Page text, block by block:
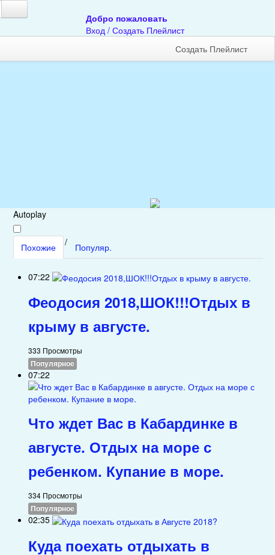
Добро пожаловать
Вход /Создать Плейлист
Создать Плейлист
Autoplay
Похожие / Популяр.
07:22
Феодосия 2018,ШОК!!!Отдых в
крыму в августе.
333 Просмотры
Популярное
07:22
Что ждет Вас в Кабардинке в
августе. Отдых на море с
ребенком. Купание в море.
334 Просмотры
Популярное
02:35
Куда поехать отдыхать в